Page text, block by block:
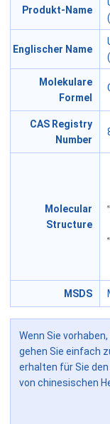
Produkt-Name
Englischer Name
Molekulare
Formel
CAS Registry
Number
Molecular
Structure
MSDS
Wenn Sie
gehen Sie einfach
erhalten für Sie
von chinesischen